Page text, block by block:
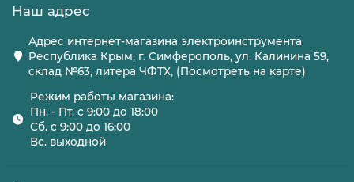
Наш адрес
Адрес интернет-магазина электроинструмента
Республика Крым, г. Симферополь, ул. Калинина 59,
склад №63, литера ЧФТХ, (Посмотреть на карте)
Режим работы магазина:
Пн. - Пт. с 9:00 до 18:00
Сб. с 9:00 до 16:00
Вс. выходной